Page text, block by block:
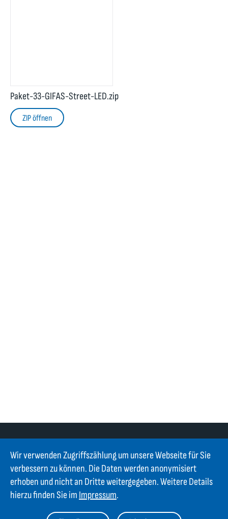
Paket-33-GIFAS-Street-LED.zip
ZIP öffnen
Kontakt
GIFAS ELECTRIC Gesellschaft m.b.H.
Wir verwenden Zugriffszählung um unsere Webseite für Sie
verbessern zu können. Die Daten werden anonymisiert
erhoben und nicht an Dritte weitergegeben. Weitere Details
hierzu finden Sie im Impressum.